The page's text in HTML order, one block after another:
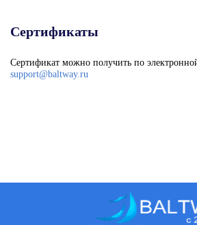
Сертификаты
Сертификат можно получить по
support@baltway.ru